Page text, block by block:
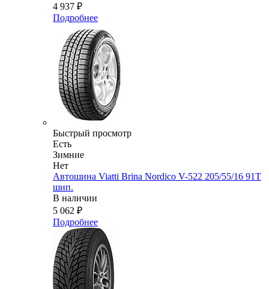
4 937 ₽
Подробнее
Быстрый просмотр
Есть
Зимние
Нет
Автошина Viatti Brina Nordico V-522 205/55/16 91T
шип.
В наличии
5 062 ₽
Подробнее